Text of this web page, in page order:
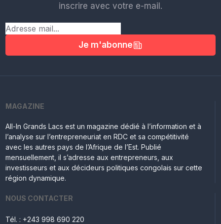
inscrire avec votre e-mail.
Je m'abonne
MAGAZINE
All-In Grands Lacs est un magazine dédié à l’information et à
l’analyse sur l’entrepreneuriat en RDC et sa compétitivité
avec les autres pays de l’Afrique de l’Est. Publié
mensuellement, il s’adresse aux entrepreneurs, aux
investisseurs et aux décideurs politiques congolais sur cette
région dynamique.
NOUS CONTACTER
Tél. : +243 998 690 220